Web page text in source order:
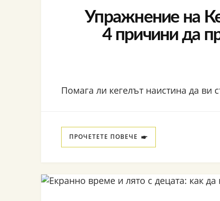
Упражнение на
4 причини да
Помага ли кегелът наистина да ви
ПРОЧЕТЕТЕ ПОВЕЧЕ